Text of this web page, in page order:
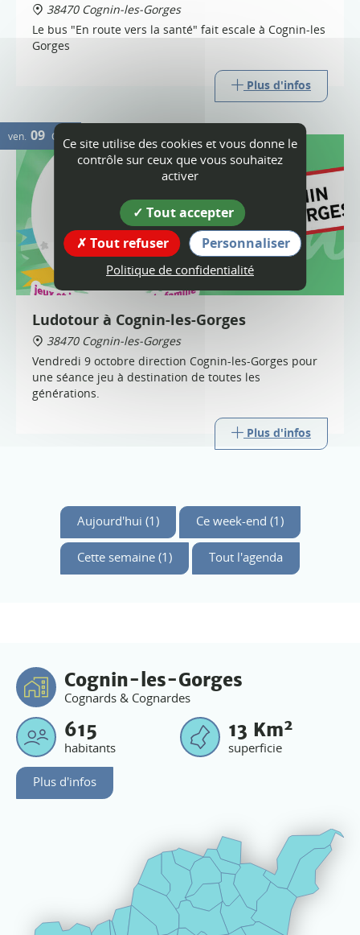
38470 Cognin-les-Gorges
Le bus "En route vers la santé" fait escale à Cognin-les
Gorges
Plus d'infos
ven. 09 OCT.
Ludotour à Cognin-les-Gorges
38470 Cognin-les-Gorges
Vendredi 9 octobre direction Cognin-les-Gorges pour
une séance jeu à destination de toutes les
générations.
Plus d'infos
Aujourd'hui (1) Ce week-end (1)
Cette semaine (1) Tout l'agenda
Cognin-les-Gorges
Cognards & Cognardes
615
habitants
13 Km2
superficie
Plus d'infos
Ce site utilise des cookies et vous donne le
contrôle sur ceux que vous souhaitez
activer
Tout accepter
Tout refuser
Personnaliser
Politique de confidentialité